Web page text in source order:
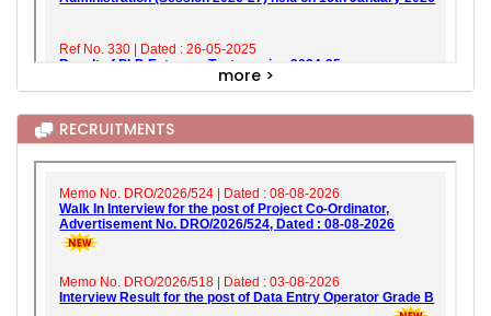
more >
RECRUITMENTS